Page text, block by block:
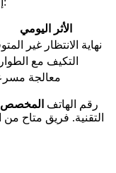
الأثر اليومي
نهاية الانتظار غير
التكيف مع
معالجة
رقم الهاتف المخصص